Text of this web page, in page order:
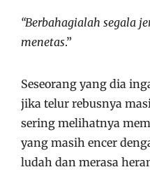
“Berbahagialah segala
menetas.”
Seseorang yang dia
jika telur rebusnya
sering melihatnya
yang masih encer
ludah dan merasa